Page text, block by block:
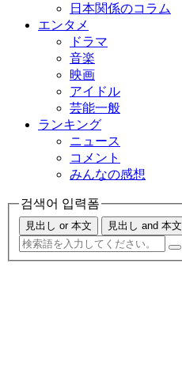
日本関係のコラム
エンタメ
ドラマ
音楽
映画
アイドル
芸能一般
ランキング
ニュース
コメント
みんなの感想
검색어 입력폼
見出し or 本文 見出し and 本文